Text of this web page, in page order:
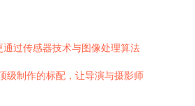
过传感器技术与图像处理算法
级制作的标配，让导演与摄影师